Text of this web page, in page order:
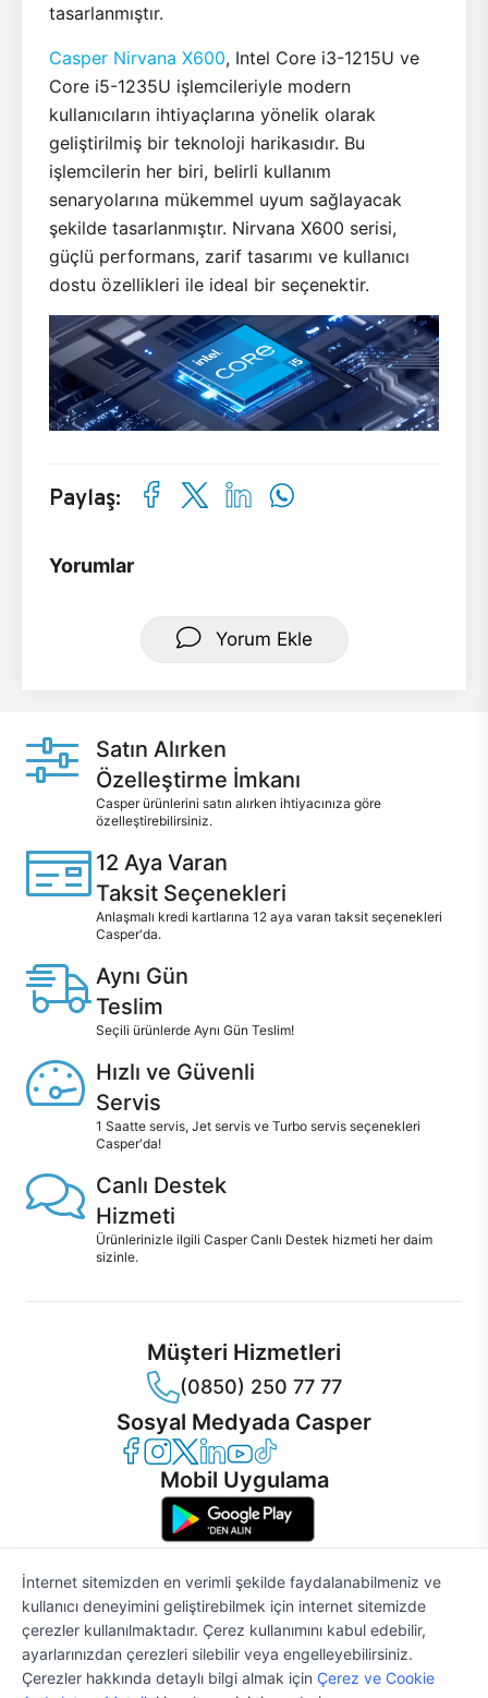
tasarlanmıştır.
Casper Nirvana X600, Intel Core i3-1215U ve
Core i5-1235U işlemcileriyle modern
kullanıcıların ihtiyaçlarına yönelik olarak
geliştirilmiş bir teknoloji harikasıdır. Bu
işlemcilerin her biri, belirli kullanım
senaryolarına mükemmel uyum sağlayacak
şekilde tasarlanmıştır. Nirvana X600 serisi,
güçlü performans, zarif tasarımı ve kullanıcı
dostu özellikleri ile ideal bir seçenektir.
Paylaş:
Yorumlar
Yorum Ekle
Satın Alırken
Özelleştirme İmkanı
Casper ürünlerini satın alırken ihtiyacınıza göre
özelleştirebilirsiniz.
12 Aya Varan
Taksit Seçenekleri
Anlaşmalı kredi kartlarına 12 aya varan taksit seçenekleri
Casper'da.
Aynı Gün
Teslim
Seçili ürünlerde Aynı Gün Teslim!
Hızlı ve Güvenli
Servis
1 Saatte servis, Jet servis ve Turbo servis seçenekleri
Casper'da!
Canlı Destek
Hizmeti
Ürünlerinizle ilgili Casper Canlı Destek hizmeti her daim
sizinle.
Müşteri Hizmetleri
(0850) 250 77 77
Sosyal Medyada Casper
Casper Facebook
Casper Instagram
Casper Twitter
Casper LinkedIn
Casper YouTube
Casper TikTok
Mobil Uygulama
© 2021 - 2026 Casper Bilgisayar Sistemleri A.Ş. Tüm Hakları Saklıdır
KVKK
Çerez Politikası
Bilgi Güvenliği
İnternet sitemizden en verimli şekilde faydalanabilmeniz ve
kullanıcı deneyimini geliştirebilmek için internet sitemizde
çerezler kullanılmaktadır. Çerez kullanımını kabul edebilir,
ayarlarınızdan çerezleri silebilir veya engelleyebilirsiniz.
Çerezler hakkında detaylı bilgi almak için Çerez ve Cookie